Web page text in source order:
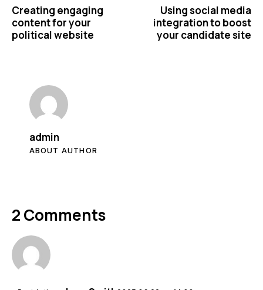
Creating engaging
content for your
political website
Using social media
integration to boost
your candidate site
admin
ABOUT AUTHOR
2 Comments